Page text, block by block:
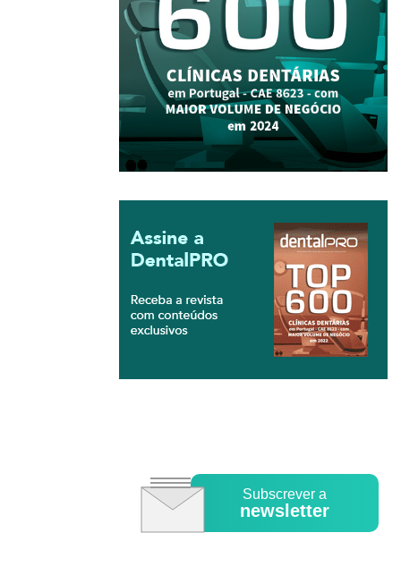
Subscrever a
newsletter